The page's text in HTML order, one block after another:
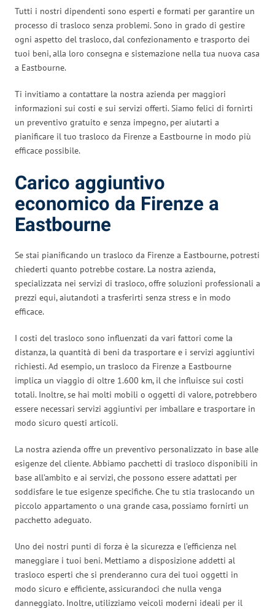
Tutti i nostri dipendenti sono esperti e formati per garantire un
processo di trasloco senza problemi. Sono in grado di gestire
ogni aspetto del trasloco, dal confezionamento e trasporto dei
tuoi beni, alla loro consegna e sistemazione nella tua nuova casa
a Eastbourne.
Ti invitiamo a contattare la nostra azienda per maggiori
informazioni sui costi e sui servizi offerti. Siamo felici di fornirti
un preventivo gratuito e senza impegno, per aiutarti a
pianificare il tuo trasloco da Firenze a Eastbourne in modo più
efficace possibile.
Carico aggiuntivo
economico da Firenze a
Eastbourne
Se stai pianificando un trasloco da Firenze a Eastbourne, potresti
chiederti quanto potrebbe costare. La nostra azienda,
specializzata nei servizi di trasloco, offre soluzioni professionali a
prezzi equi, aiutandoti a trasferirti senza stress e in modo
efficace.
I costi del trasloco sono influenzati da vari fattori come la
distanza, la quantità di beni da trasportare e i servizi aggiuntivi
richiesti. Ad esempio, un trasloco da Firenze a Eastbourne
implica un viaggio di oltre 1.600 km, il che influisce sui costi
totali. Inoltre, se hai molti mobili o oggetti di valore, potrebbero
essere necessari servizi aggiuntivi per imballare e trasportare in
modo sicuro questi articoli.
La nostra azienda offre un preventivo personalizzato in base alle
esigenze del cliente. Abbiamo pacchetti di trasloco disponibili in
base all’ambito e ai servizi, che possono essere adattati per
soddisfare le tue esigenze specifiche. Che tu stia traslocando un
piccolo appartamento o una grande casa, possiamo fornirti un
pacchetto adeguato.
Uno dei nostri punti di forza è la sicurezza e l’efficienza nel
maneggiare i tuoi beni. Mettiamo a disposizione addetti al
trasloco esperti che si prenderanno cura dei tuoi oggetti in
modo sicuro e efficiente, assicurandoci che nulla venga
danneggiato. Inoltre, utilizziamo veicoli moderni ideali per il